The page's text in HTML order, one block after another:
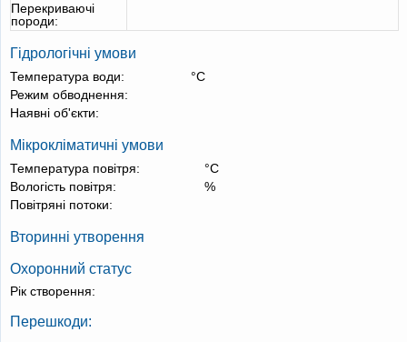
Перекриваючі
породи:
Гідрологічні умови
Температура води:
°С
Режим обводнення:
Наявні об'єкти:
Мікрокліматичні умови
Температура повітря:
°С
Вологість повітря:
%
Повітряні потоки:
Вторинні утворення
Охоронний статус
Рік створення:
Перешкоди: